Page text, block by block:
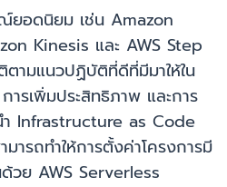
ยอดนิยม เช่น Amazon
Kinesis และ AWS Step
ามแนวปฏิบัติที่ดีที่มีมาให้ใน
ารเพิ่มประสิทธิภาพ และการ
Infrastructure as Code
ารถทำให้การตั้งค่าโครงการมี
วย AWS Serverless